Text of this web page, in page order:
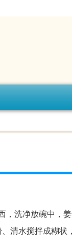
，洗净放碗中，
清水搅拌成糊